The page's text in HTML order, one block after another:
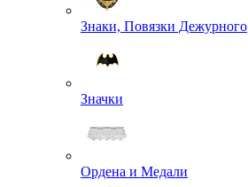
Знаки, Повязки Дежурного
Значки
Ордена и Медали